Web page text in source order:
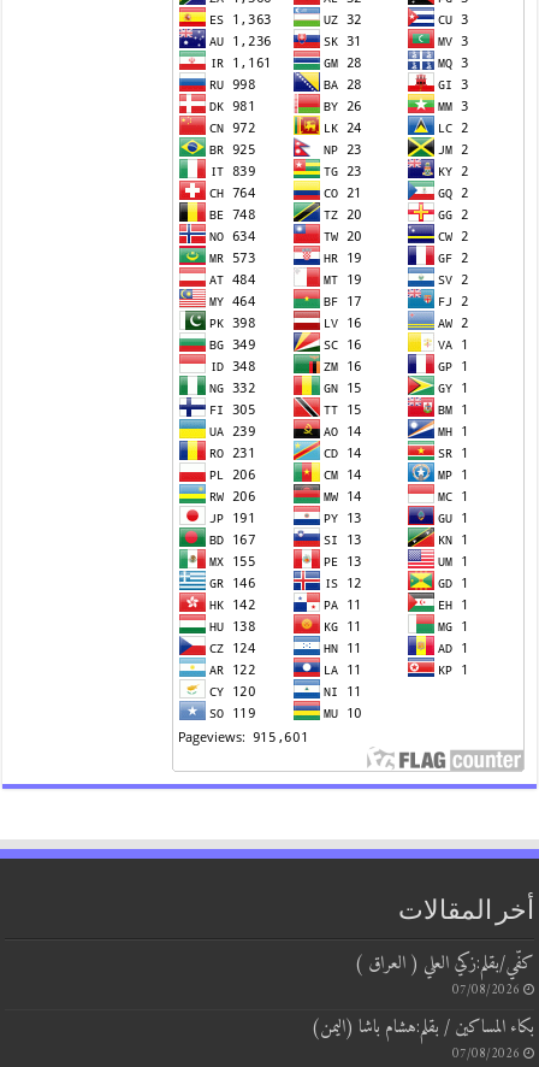
المقالات
العلي ( العراق )
07/08/
المساكين / بقلم:هشام باشا (اليمن)
07/08/